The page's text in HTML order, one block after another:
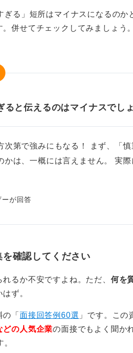
短所として深掘りすることに悩む
客観的な意見をくれる人にたず
ぎる」短所はマイナスになるのか
併せてチェックしてみましょう。
ると伝えるのはマイナスでし
次第で強みにもなる！ まず、「
かは、一概には言えません。 実
ーが回答
確認してください
るか不安ですよね。ただ、 何を
ず。
「 面接回答例60選 」です。この
どの人気企業の面接でもよく聞か